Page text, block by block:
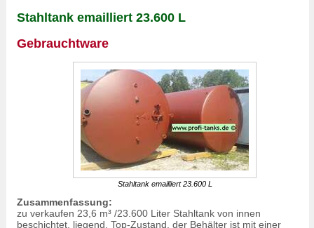
Stahltank emailliert 23.600 L
Gebrauchtware
Stahltank emailliert 23.600 L
Zusammenfassung:
zu verkaufen 23,6 m³ /23.600 Liter Stahltank von innen
beschichtet, liegend, Top-Zustand, der Behälter ist mit einer